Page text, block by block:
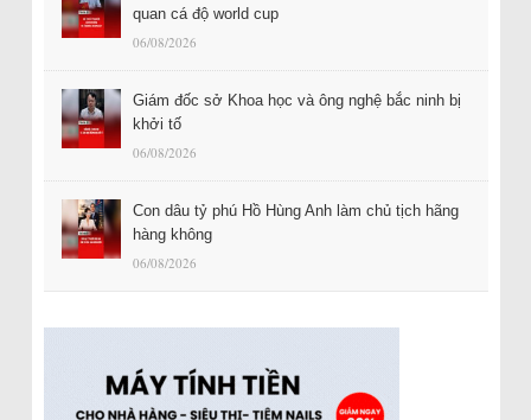
quan cá độ world cup
06/08/2026
Giám đốc sở Khoa học và ông nghệ bắc ninh bị
khởi tố
06/08/2026
Con dâu tỷ phú Hồ Hùng Anh làm chủ tịch hãng
hàng không
06/08/2026